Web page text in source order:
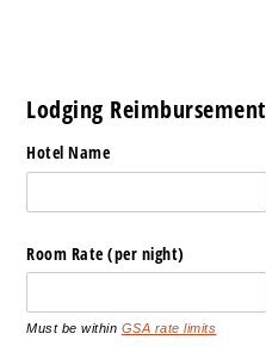
Lodging Reimbursement
Hotel Name
Room Rate (per night)
Must be within GSA rate limits